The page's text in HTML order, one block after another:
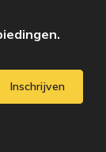
Inschrijven